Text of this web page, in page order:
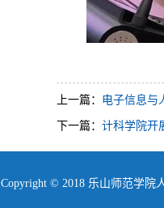
上一篇： 电子信息与
下一篇： 计科学院开
Copyright © 2018 乐山师范学院